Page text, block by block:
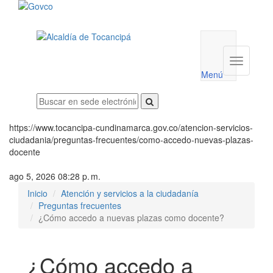
utilidades
Menú
Menú
https://www.tocancipa-cundinamarca.gov.co/atencion-servicios-
ciudadania/preguntas-frecuentes/como-accedo-nuevas-plazas-
docente
ago 5, 2026 08:28 p. m.
Inicio
Atención y servicios a la ciudadanía
Preguntas frecuentes
¿Cómo accedo a nuevas plazas como docente?
¿Cómo accedo a